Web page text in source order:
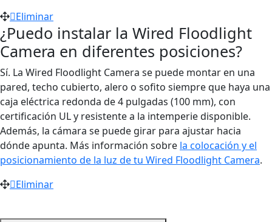
Eliminar
¿Puedo instalar la Wired Floodlight
Camera en diferentes posiciones?
Sí. La Wired Floodlight Camera se puede montar en una
pared, techo cubierto, alero o sofito siempre que haya una
caja eléctrica redonda de 4 pulgadas (100 mm), con
certificación UL y resistente a la intemperie disponible.
Además, la cámara se puede girar para ajustar hacia
dónde apunta. Más información sobre la colocación y el
posicionamiento de la luz de tu Wired Floodlight Camera.
Eliminar